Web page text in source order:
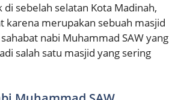
sebelah selatan Kota Madinah,
karena merupakan sebuah masjid
nabi Muhammad SAW yang
salah satu masjid yang sering